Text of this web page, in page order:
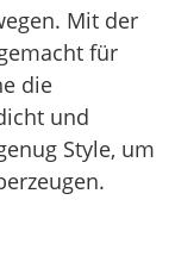
Mit der
für
die
und
Style, um